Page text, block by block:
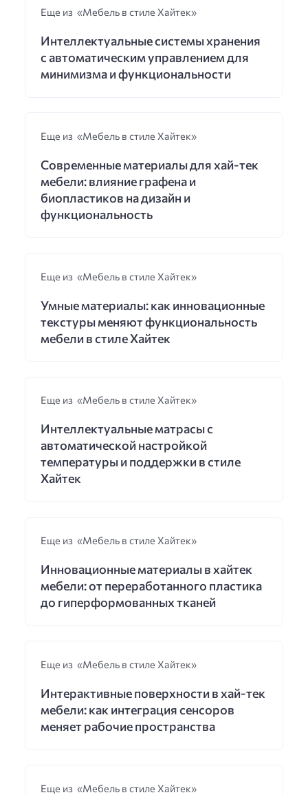
Еще из «Мебель в стиле Хайтек»
Интеллектуальные системы хранения
с автоматическим управлением для
минимизма и функциональности
Еще из «Мебель в стиле Хайтек»
Современные материалы для хай-тек
мебели: влияние графена и
биопластиков на дизайн и
функциональность
Еще из «Мебель в стиле Хайтек»
Умные материалы: как инновационные
текстуры меняют функциональность
мебели в стиле Хайтек
Еще из «Мебель в стиле Хайтек»
Интеллектуальные матрасы с
автоматической настройкой
температуры и поддержки в стиле
Хайтек
Еще из «Мебель в стиле Хайтек»
Инновационные материалы в хайтек
мебели: от переработанного пластика
до гиперформованных тканей
Еще из «Мебель в стиле Хайтек»
Интерактивные поверхности в хай-тек
мебели: как интеграция сенсоров
меняет рабочие пространства
Еще из «Мебель в стиле Хайтек»